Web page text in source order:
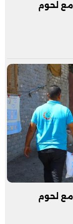
مع لحوم
مع لحوم